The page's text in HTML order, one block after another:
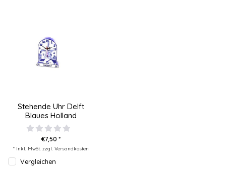
Stehende Uhr Delft
Blaues Holland
€7,50 *
* Inkl. MwSt. zzgl. Versandkosten
Vergleichen